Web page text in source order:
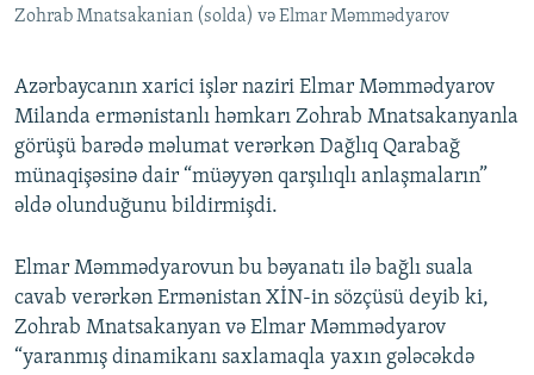
Zohrab Mnatsakanian (solda) və Elmar Məmmədyarov
Azərbaycanın xarici işlər naziri Elmar Məmmədyarov
Milanda ermənistanlı həmkarı Zohrab Mnatsakanyanla
görüşü barədə məlumat verərkən Dağlıq Qarabağ
münaqişəsinə dair “müəyyən qarşılıqlı anlaşmaların”
əldə olunduğunu bildirmişdi.
Elmar Məmmədyarovun bu bəyanatı ilə bağlı suala
cavab verərkən Ermənistan XİN-in sözçüsü deyib ki,
Zohrab Mnatsakanyan və Elmar Məmmədyarov
“yaranmış dinamikanı saxlamaqla yaxın gələcəkdə